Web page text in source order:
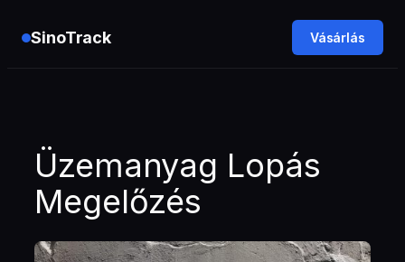
SinoTrack Vásárlás
Üzemanyag Lopás
Megelőzés